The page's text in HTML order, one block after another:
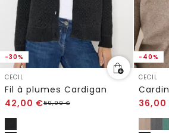
-30%
CECIL
Fil à plumes Cardigan
42,00 €59,99€
-40%
CECIL
36,00